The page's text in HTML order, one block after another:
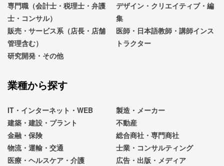
専門職（会計士・税理士・弁護
士・コンサル）
デザイン・クリエイティブ・編
集
販売・サービス系（店長・店舗
管理含む）
医師・日本語教師・講師インス
トラクター
研究開発・その他
業種から探す
IT・インターネット・WEB
製造・メーカー
建築・建設・プラント
不動産
金融・保険
総合商社・専門商社
物流・運輸・交通
士業・コンサルティング
医療・ヘルスケア・介護
広告・出版・メディア